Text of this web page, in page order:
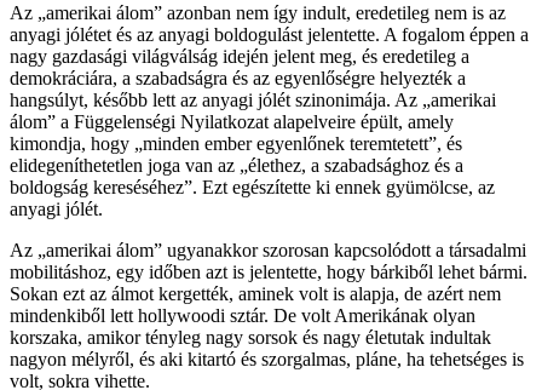
Az „amerikai álom” azonban nem így indult, eredetileg nem is az
anyagi jólétet és az anyagi boldogulást jelentette. A fogalom éppen a
nagy gazdasági világválság idején jelent meg, és eredetileg a
demokráciára, a szabadságra és az egyenlőségre helyezték a
hangsúlyt, később lett az anyagi jólét szinonimája. Az „amerikai
álom” a Függelenségi Nyilatkozat alapelveire épült, amely
kimondja, hogy „minden ember egyenlőnek teremtetett”, és
elidegeníthetetlen joga van az „élethez, a szabadsághoz és a
boldogság kereséséhez”. Ezt egészítette ki ennek gyümölcse, az
anyagi jólét.
Az „amerikai álom” ugyanakkor szorosan kapcsolódott a társadalmi
mobilitáshoz, egy időben azt is jelentette, hogy bárkiből lehet bármi.
Sokan ezt az álmot kergették, aminek volt is alapja, de azért nem
mindenkiből lett hollywoodi sztár. De volt Amerikának olyan
korszaka, amikor tényleg nagy sorsok és nagy életutak indultak
nagyon mélyről, és aki kitartó és szorgalmas, pláne, ha tehetséges is
volt, sokra vihette.